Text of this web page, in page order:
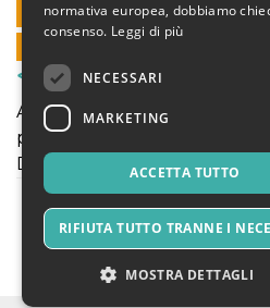
14 NOVEMBRE 2018 - 14:30
VENDITE ONLINE
Corsi & Formazione
Alunni con problemi di
pedagogici in alleanza tra
Dott. Dario Ianes, Centro
normativa europea, dobbiamo
consenso. Leggi di più
NECESSARI
MARKETING
ACCETTA TUTTO
RIFIUTA TUTTO TRANNE I
MOSTRA DETTAGLI